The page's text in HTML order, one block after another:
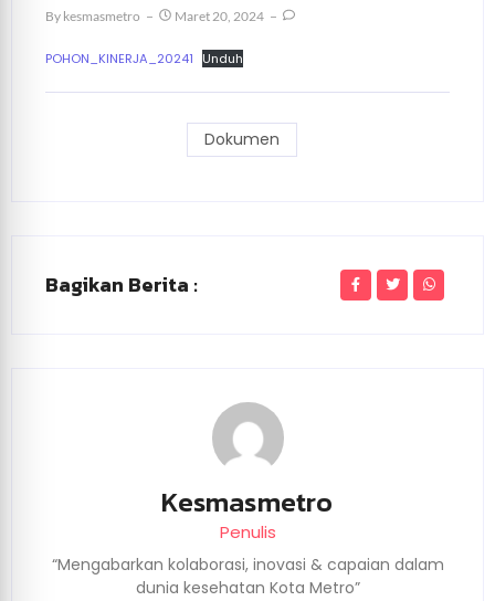
By Kesmasmetro Maret 20, 2024
POHON_KINERJA_20241 Unduh
Dokumen
Bagikan Berita :
Kesmasmetro
Penulis
“Mengabarkan kolaborasi, inovasi & capaian dalam
dunia kesehatan Kota Metro”